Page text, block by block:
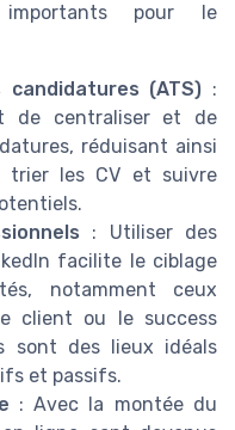
pour le
(ATS) :
de centraliser et de
réduisant ainsi
trier les CV et suivre
: Utiliser des
facilite le ciblage
notamment ceux
client ou le success
sont des lieux idéals
et passifs.
: Avec la montée du